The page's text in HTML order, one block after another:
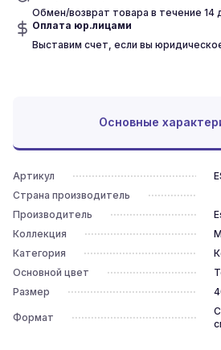
Обмен/возврат товара в течение 14
Оплата юр.лицами
Выставим счет, если вы
Основные
Артикул
Страна производитель
Производитель
Коллекция
Категория
Основной цвет
Размер
Формат